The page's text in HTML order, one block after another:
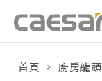
首頁 廚房龍頭